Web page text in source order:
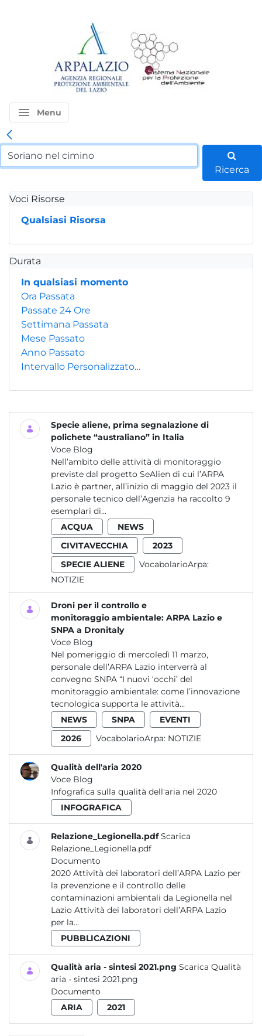
menu Menu
Ricerca
Voci Risorse
Qualsiasi Risorsa
Durata
In qualsiasi momento
Ora Passata
Passate 24 Ore
Settimana Passata
Mese Passato
Anno Passato
Intervallo Personalizzato…
Specie aliene, prima segnalazione di
polichete “australiano” in Italia
Voce Blog
Nell’ambito delle attività di monitoraggio
previste dal progetto SeAlien di cui l’ARPA
Lazio è partner, all’inizio di maggio del 2023 il
personale tecnico dell’Agenzia ha raccolto 9
esemplari di...
ACQUA
NEWS
CIVITAVECCHIA
2023
SPECIE ALIENE
VocabolarioArpa:
NOTIZIE
Droni per il controllo e
monitoraggio ambientale: ARPA Lazio e
SNPA a Dronitaly
Voce Blog
Nel pomeriggio di mercoledì 11 marzo,
personale dell’ARPA Lazio interverrà al
convegno SNPA “I nuovi ‘occhi’ del
monitoraggio ambientale: come l’innovazione
tecnologica supporta le attività...
NEWS
SNPA
EVENTI
2026
VocabolarioArpa: NOTIZIE
Qualità dell'aria 2020
Voce Blog
Infografica sulla qualità dell'aria nel 2020
INFOGRAFICA
Relazione_Legionella.pdf Scarica
Relazione_Legionella.pdf
Documento
2020 Attività dei laboratori dell’ARPA Lazio per
la prevenzione e il controllo delle
contaminazioni ambientali da Legionella nel
Lazio Attività dei laboratori dell’ARPA Lazio
per la...
PUBBLICAZIONI
Qualità aria - sintesi 2021.png Scarica Qualità
aria - sintesi 2021.png
Documento
ARIA
2021